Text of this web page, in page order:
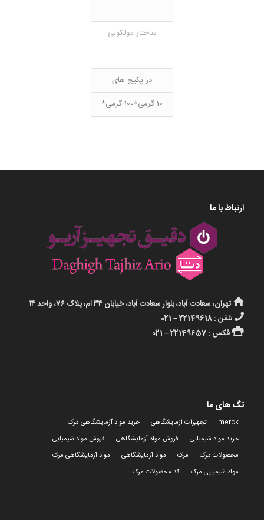
ساختار مولکولی
در پکیج های
10 گرمی*100 گرمی*
ارتباط با ما
تهران، سعادت آباد، بلوار سعادت آباد، خیابان ۳۴ ام، پلاک ۷۶، واحد ۱۴
تلفن : 22149618 – 021
فکس : 22149657 – 021
تگ های ما
merck تجهیزات ازمایشگاهی
خرید مواد آزمایشگاهی مرک
خرید مواد شیمیایی
فروش مواد آزمایشگاهی
فروش مواد شیمیایی
محصولات مرک
مرک مواد آزمایشگاهی
مواد آزمایشگاهی مرک
مواد شیمیایی مرک
کد محصولات مرک